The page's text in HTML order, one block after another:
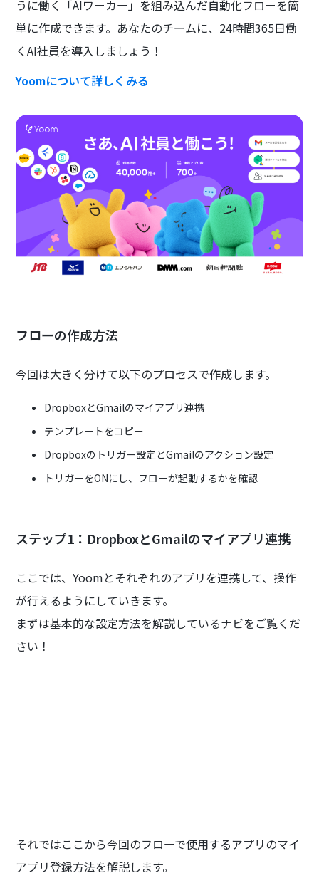
うに働く「AIワーカー」を組み込んだ自動化フローを簡
単に作成できます。あなたのチームに、24時間365日働
くAI社員を導入しましょう！
Yoomについて詳しくみる
フローの作成方法
今回は大きく分けて以下のプロセスで作成します。
DropboxとGmailのマイアプリ連携
テンプレートをコピー
Dropboxのトリガー設定とGmailのアクション設定
トリガーをONにし、フローが起動するかを確認
ステップ1：DropboxとGmailのマイアプリ連携
ここでは、Yoomとそれぞれのアプリを連携して、操作
が行えるようにしていきます。
まずは基本的な設定方法を解説しているナビをご覧くだ
さい！
それではここから今回のフローで使用するアプリのマイ
アプリ登録方法を解説します。